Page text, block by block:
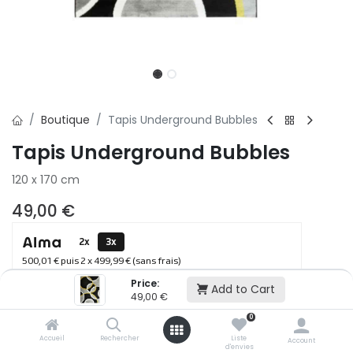
Price:
49,00 € Add to Cart
Accueil Rechercher
0
Liste
d'envies
Account
Boutique Tapis Underground Bubbles
Tapis Underground Bubbles
120 x 170 cm
49,00 €
2x
3x
500,01 € puis 2 x 499,99 € (sans frais)
Ajouter au panier